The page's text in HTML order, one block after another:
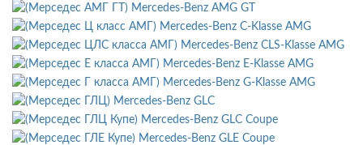
Mercedes-Benz AMG GT
Mercedes-Benz C-Klasse AMG
Mercedes-Benz CLS-Klasse AMG
Mercedes-Benz E-Klasse AMG
Mercedes-Benz G-Klasse AMG
Mercedes-Benz GLC
Mercedes-Benz GLC Coupe
Mercedes-Benz GLE Coupe